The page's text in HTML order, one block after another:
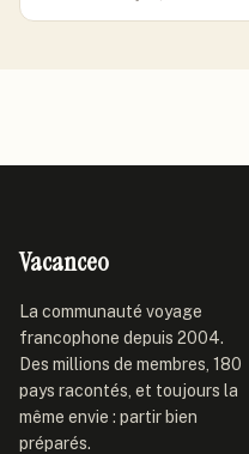
Vacanceo
La communauté voyage
francophone depuis 2004.
Des millions de membres, 180
pays racontés, et toujours la
même envie : partir bien
préparés.